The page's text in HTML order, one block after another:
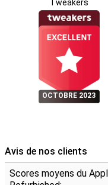
L'Apple iPhone 15 est
couleurs, à savoir le bleu,
également possible de
Go, 256 Go et 512 Go.
de suffisamment
donc pour tous les goûts !
disponibles pour protéger
iPhone 15 est utile pour
rayures, des bosses et
l'iPhone 14 et l'iPhone 15.
également magnifique,
l'île dynamique, ce qui le
l'iPhone 15 est doté d'une
Tweakers
OCTOBRE 2023
Avis de nos clients
Scores moyens du